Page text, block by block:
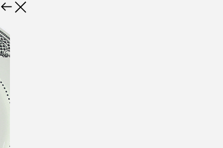
Назад